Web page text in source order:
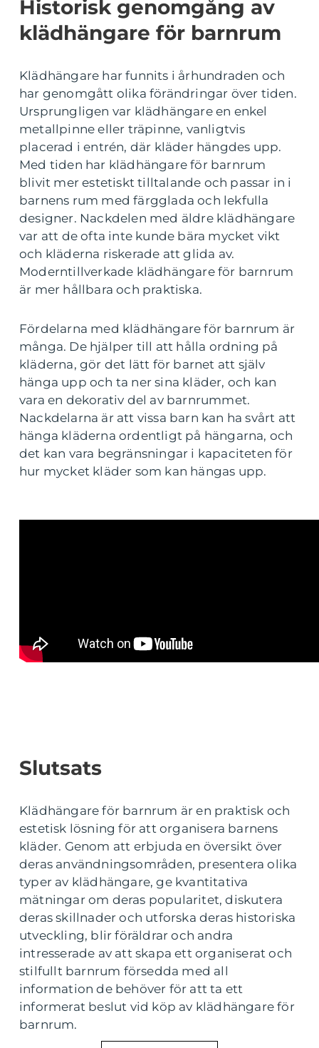
Historisk genomgång av
klädhängare för barnrum
Klädhängare har funnits i århundraden och
har genomgått olika förändringar över tiden.
Ursprungligen var klädhängare en enkel
metallpinne eller träpinne, vanligtvis
placerad i entrén, där kläder hängdes upp.
Med tiden har klädhängare för barnrum
blivit mer estetiskt tilltalande och passar in i
barnens rum med färgglada och lekfulla
designer. Nackdelen med äldre klädhängare
var att de ofta inte kunde bära mycket vikt
och kläderna riskerade att glida av.
Moderntillverkade klädhängare för barnrum
är mer hållbara och praktiska.
Fördelarna med klädhängare för barnrum är
många. De hjälper till att hålla ordning på
kläderna, gör det lätt för barnet att själv
hänga upp och ta ner sina kläder, och kan
vara en dekorativ del av barnrummet.
Nackdelarna är att vissa barn kan ha svårt att
hänga kläderna ordentligt på hängarna, och
det kan vara begränsningar i kapaciteten för
hur mycket kläder som kan hängas upp.
Slutsats
Klädhängare för barnrum är en praktisk och
estetisk lösning för att organisera barnens
kläder. Genom att erbjuda en översikt över
deras användningsområden, presentera olika
typer av klädhängare, ge kvantitativa
mätningar om deras popularitet, diskutera
deras skillnader och utforska deras historiska
utveckling, blir föräldrar och andra
intresserade av att skapa ett organiserat och
stilfullt barnrum försedda med all
information de behöver för att ta ett
informerat beslut vid köp av klädhängare för
barnrum.